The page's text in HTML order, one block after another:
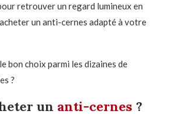
retrouver un regard lumineux en
un anti-cernes adapté à votre
bon choix parmi les dizaines de
?
un anti-cernes ?